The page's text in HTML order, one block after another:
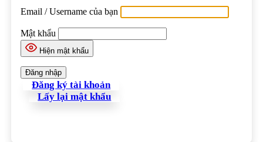
Email / Username của bạn
Mật khẩu
Hiện mật khẩu
Đăng ký tài khoản
Lấy lại mật khẩu